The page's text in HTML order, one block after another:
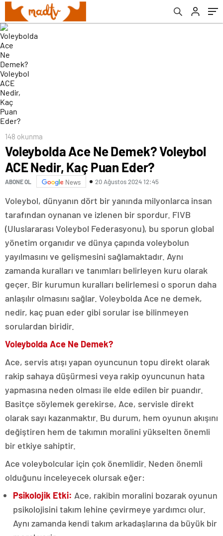
148 okunma
Voleybolda Ace Ne Demek? Voleybol
ACE Nedir, Kaç Puan Eder?
ABONE OL News 20 Ağustos 2024 12:45
Voleybol, dünyanın dört bir yanında milyonlarca insan
tarafından oynanan ve izlenen bir spordur. FIVB
(Uluslararası Voleybol Federasyonu), bu sporun global
yönetim organıdır ve dünya çapında voleybolun
yayılmasını ve gelişmesini sağlamaktadır. Aynı
zamanda kuralları ve tanımları belirleyen kuru olarak
geçer. Bir kurumun kuralları belirlemesi o sporun daha
anlaşılır olmasını sağlar. Voleybolda Ace ne demek,
nedir, kaç puan eder gibi sorular ise bilinmeyen
sorulardan biridir.
Voleybolda Ace Ne Demek?
Ace, servis atışı yapan oyuncunun topu direkt olarak
rakip sahaya düşürmesi veya rakip oyuncunun hata
yapmasına neden olması ile elde edilen bir puandır.
Basitçe söylemek gerekirse, Ace, servisle direkt
olarak sayı kazanmaktır. Bu durum, hem oyunun akışını
değiştiren hem de takımın moralini yükselten önemli
bir etkiye sahiptir.
Ace voleybolcular için çok önemlidir. Neden önemli
olduğunu inceleyecek olursak eğer:
Psikolojik Etki: Ace, rakibin moralini bozarak oyunun
psikolojisini takım lehine çevirmeye yardımcı olur.
Aynı zamanda kendi takım arkadaşlarına da büyük bir